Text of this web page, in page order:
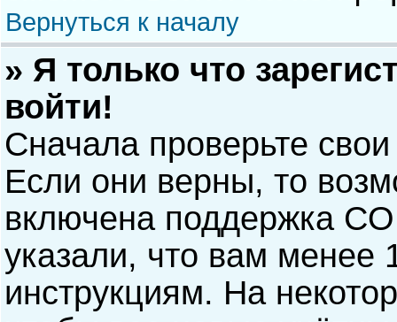
Вернуться к началу
» Я только что
войти!
Сначала проверьте
Если они верны, то
включена поддержка
указали, что вам менее
инструкциям. На